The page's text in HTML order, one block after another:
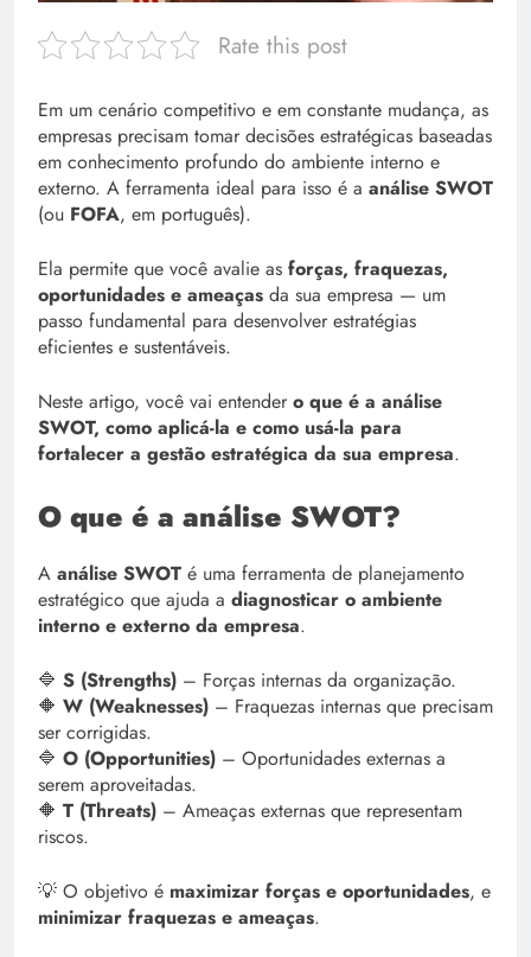
Rate this post
Em um cenário competitivo e em constante mudança, as
empresas precisam tomar decisões estratégicas baseadas
em conhecimento profundo do ambiente interno e
externo. A ferramenta ideal para isso é a análise SWOT
(ou FOFA, em português).
Ela permite que você avalie as forças, fraquezas,
oportunidades e ameaças da sua empresa — um
passo fundamental para desenvolver estratégias
eficientes e sustentáveis.
Neste artigo, você vai entender o que é a análise
SWOT, como aplicá-la e como usá-la para
fortalecer a gestão estratégica da sua empresa.
O que é a análise SWOT?
A análise SWOT é uma ferramenta de planejamento
estratégico que ajuda a diagnosticar o ambiente
interno e externo da empresa.
🔷 S (Strengths) – Forças internas da organização.
🔶 W (Weaknesses) – Fraquezas internas que precisam
ser corrigidas.
🔷 O (Opportunities) – Oportunidades externas a
serem aproveitadas.
🔶 T (Threats) – Ameaças externas que representam
riscos.
💡 O objetivo é maximizar forças e oportunidades, e
minimizar fraquezas e ameaças.